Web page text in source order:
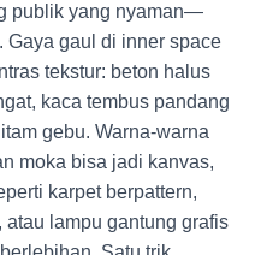
publik yang nyaman—
Gaya gaul di inner space
tekstur: beton halus
kaca tembus pandang
gebu. Warna-warna
moka bisa jadi kanvas,
karpet berpattern,
lampu gantung grafis